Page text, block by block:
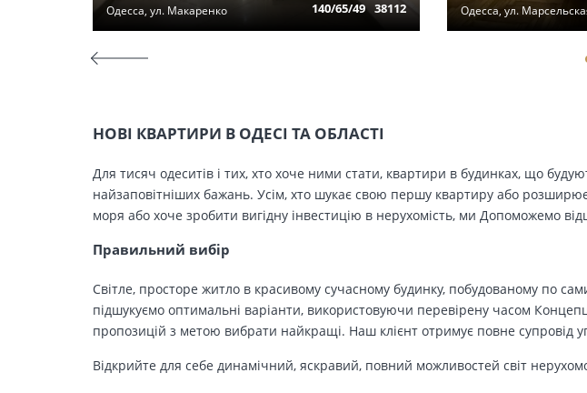
Одесса, ул. Макаренко 140/65/49 38112 Одесса, ул.
НОВІ КВАРТИРИ В ОДЕСІ ТА ОБЛАСТІ
Для тисяч одеситів і тих, хто хоче ними стати, квартири в будинках, що
найзаповітніших бажань. Усім, хто шукає свою першу квартиру або
моря або хоче зробити вигідну інвестицію в нерухомість, ми Допоможемо
Правильний вибір
Світле, просторе житло в красивому сучасному будинку, побудованому по
підшукуємо оптимальні варіанти, використовуючи перевірену часом
пропозицій з метою вибрати найкращі. Наш клієнт отримує повне супровід
Відкрийте для себе динамічний, яскравий, повний можливостей світ